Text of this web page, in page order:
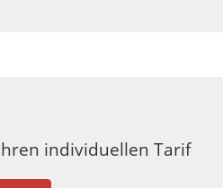
individuellen Tarif